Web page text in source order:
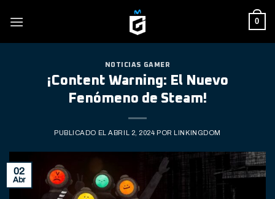
0
NOTICIAS GAMER
¡Content Warning: El Nuevo
Fenómeno de Steam!
PUBLICADO ELABRIL 2, 2024 POR LINKINGDOM
02
Abr